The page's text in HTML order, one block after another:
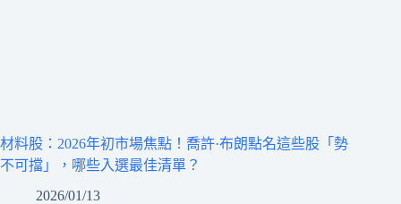
材料股：2026年初市場焦點！喬許·布朗點名這些股「勢
不可擋」，哪些入選最佳清單？
2026/01/13